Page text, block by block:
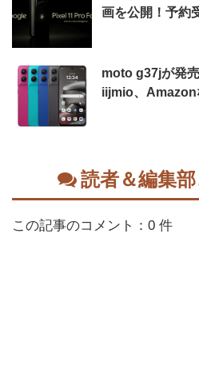
画を公開！予約
moto g37jが発
iijmio、Amazon
読者＆編集
この記事のコメント：0 件